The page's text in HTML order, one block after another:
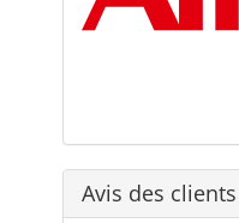
Avis des clients